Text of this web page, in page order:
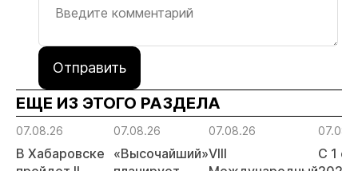
Отправить
ЕЩЕ ИЗ ЭТОГО РАЗДЕЛА
07.08.26
В Хабаровске
07.08.26
«Высочайший»
07.08.26
VIII
С 1